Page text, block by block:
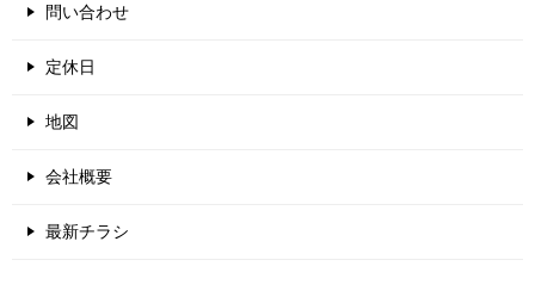
問い合わせ
定休日
地図
会社概要
最新チラシ